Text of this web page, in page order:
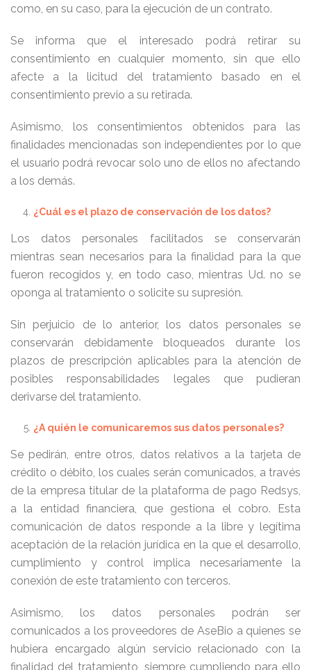
como, en su caso, para la ejecución de un contrato.
Se informa que el interesado podrá retirar su
consentimiento en cualquier momento, sin que ello
afecte a la licitud del tratamiento basado en el
consentimiento previo a su retirada.
Asimismo, los consentimientos obtenidos para las
finalidades mencionadas son independientes por lo que
el usuario podrá revocar solo uno de ellos no afectando
a los demás.
¿Cuál es el plazo de conservación de los datos?
Los datos personales facilitados se conservarán
mientras sean necesarios para la finalidad para la que
fueron recogidos y, en todo caso, mientras Ud. no se
oponga al tratamiento o solicite su supresión.
Sin perjuicio de lo anterior, los datos personales se
conservarán debidamente bloqueados durante los
plazos de prescripción aplicables para la atención de
posibles responsabilidades legales que pudieran
derivarse del tratamiento.
¿A quién le comunicaremos sus datos personales?
Se pedirán, entre otros, datos relativos a la tarjeta de
crédito o débito, los cuales serán comunicados, a través
de la empresa titular de la plataforma de pago Redsys,
a la entidad financiera, que gestiona el cobro. Esta
comunicación de datos responde a la libre y legítima
aceptación de la relación jurídica en la que el desarrollo,
cumplimiento y control implica necesariamente la
conexión de este tratamiento con terceros.
Asimismo, los datos personales podrán ser
comunicados a los proveedores de AseBio a quienes se
hubiera encargado algún servicio relacionado con la
finalidad del tratamiento, siempre cumpliendo para ello